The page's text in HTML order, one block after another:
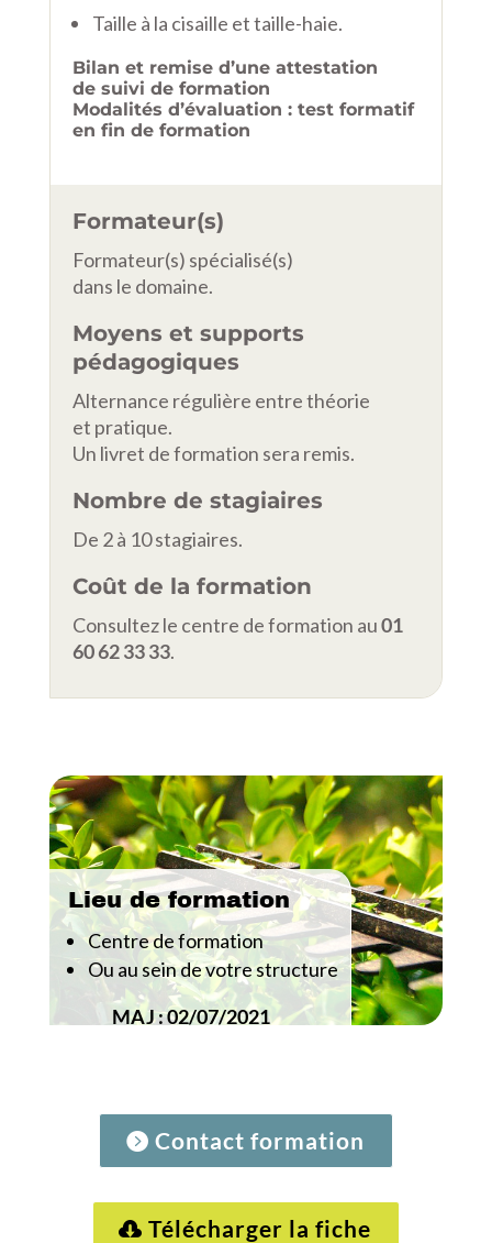
Taille à la cisaille et taille-haie.
Bilan et remise d’une attestation
de suivi de formation
Modalités d’évaluation : test formatif
en fin de formation
Formateur(s)
Formateur(s) spécialisé(s)
dans le domaine.
Moyens et supports
pédagogiques
Alternance régulière entre théorie
et pratique.
Un livret de formation sera remis.
Nombre de stagiaires
De 2 à 10 stagiaires.
Coût de la formation
Consultez le centre de formation au01
60 62 33 33.
Lieu de formation
Centre de formation
Ou au sein de votre structure
MAJ : 02/07/2021
Contact formation
Télécharger la fiche